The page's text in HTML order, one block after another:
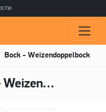
Bock - Weizendoppelbock